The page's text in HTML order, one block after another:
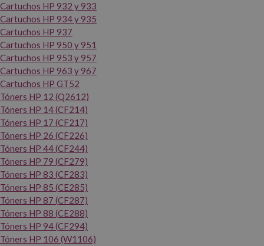
Cartuchos HP 932 y 933
Cartuchos HP 934 y 935
Cartuchos HP 937
Cartuchos HP 950 y 951
Cartuchos HP 953 y 957
Cartuchos HP 963 y 967
Cartuchos HP GT52
Tóners HP 12 (Q2612)
Tóners HP 14 (CF214)
Tóners HP 17 (CF217)
Tóners HP 26 (CF226)
Tóners HP 44 (CF244)
Tóners HP 79 (CF279)
Tóners HP 83 (CF283)
Tóners HP 85 (CE285)
Tóners HP 87 (CF287)
Tóners HP 88 (CE288)
Tóners HP 94 (CF294)
Tóners HP 106 (W1106)